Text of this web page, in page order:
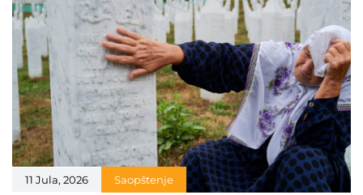
11 Jula, 2026 Saopštenje